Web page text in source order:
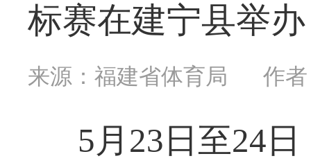
标赛在建宁县举办
来源：福建省体育局 作
5月23日至24